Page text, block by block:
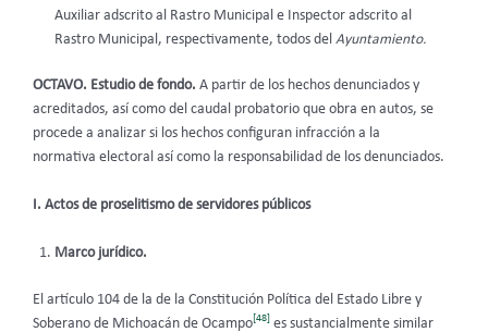
Auxiliar adscrito al Rastro Municipal e Inspector adscrito al
Rastro Municipal, respectivamente, todos del Ayuntamiento.
OCTAVO. Estudio de fondo. A partir de los hechos denunciados y
acreditados, así como del caudal probatorio que obra en autos, se
procede a analizar si los hechos configuran infracción a la
normativa electoral así como la responsabilidad de los denunciados.
I. Actos de proselitismo de servidores públicos
Marco jurídico.
El artículo 104 de la de la Constitución Política del Estado Libre y
Soberano de Michoacán de Ocampo [48] es sustancialmente similar